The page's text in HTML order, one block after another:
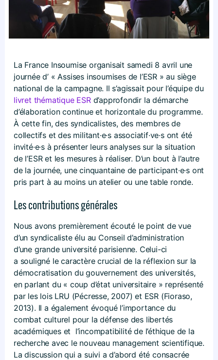
La France Insoumise organisait samedi 8 avril une
journée d’ « Assises insoumises de l’ESR » au siège
national de la campagne. Il s’agissait pour l’équipe du
livret thématique ESRd’approfondir la démarche
d’élaboration continue et horizontale du programme.
À cette fin, des syndicalistes, des membres de
collectifs et des militant·e·s associatif·ve·s ont été
invité·e·s à présenter leurs analyses sur la situation
de l’ESR et les mesures à réaliser. D’un bout à l’autre
de la journée, une cinquantaine de participant·e·s ont
pris part à au moins un atelier ou une table ronde.
Les contributions générales
Nous avons premièrement écouté le point de vue
d’un syndicaliste élu au Conseil d’administration
d’une grande université parisienne. Celui-ci
a souligné le caractère crucial de la réflexion sur la
démocratisation du gouvernement des universités,
en parlant du « coup d’état universitaire » représenté
par les lois LRU (Pécresse, 2007) et ESR (Fioraso,
2013). Il a également évoqué l’importance du
combat culturel pour la défense des libertés
académiques et l’incompatibilité de l’éthique de la
recherche avec le nouveau management scientifique.
La discussion qui a suivi a d’abord été consacrée